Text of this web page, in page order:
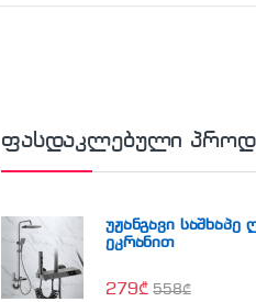
ფასდაკლებული
უჟანგავი
ეკრანით
279₾ 558₾